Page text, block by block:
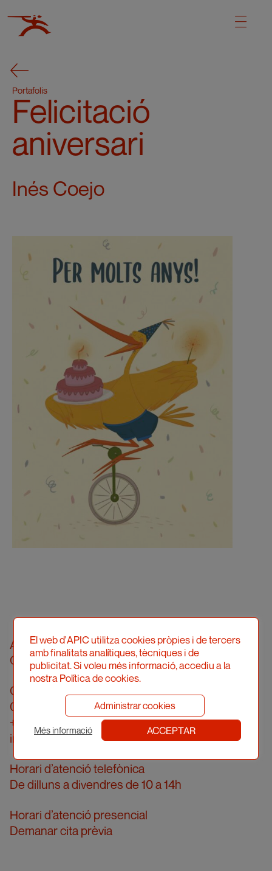
Portafolis
Felicitació
aniversari
Inés Coejo
Associació Professional d’Il·lustradors de
Catalunya
Carrer Londres, 96, pral. 2a
08036 Barcelona
+34 934 161 474
info@apic.cat
Horari d’atenció telefònica
De dilluns a divendres de 10 a 14h
Horari d’atenció presencial
Demanar cita prèvia
El web d'APIC utilitza cookies pròpies i de tercers
amb finalitats analítiques, tècniques i de
publicitat. Si voleu més informació, accediu a la
nostra Política de cookies.
Administrar cookies
Més informació ACCEPTAR